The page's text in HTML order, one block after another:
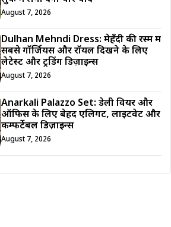
August 7, 2026
Dulhan Mehndi Dress: मेहँदी की रस्म में
सबसे गॉर्जियस और रॉयल दिखने के लिए
लेटेस्ट और ट्रेंडिंग डिज़ाइन्स
August 7, 2026
Anarkali Palazzo Set: डेली वियर और
ऑफिस के लिए बेहद एलिगेंट, लाइटवेट और
कम्फर्टेबल डिज़ाइन्स
August 7, 2026